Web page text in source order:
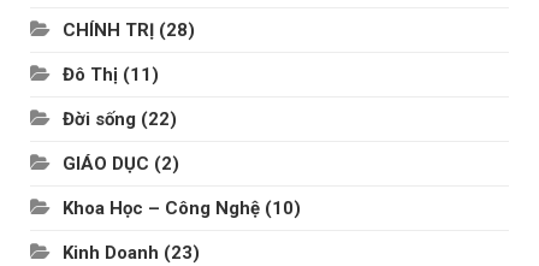
CHÍNH TRỊ (28)
Đô Thị (11)
Đời sống (22)
GIÁO DỤC (2)
Khoa Học – Công Nghệ (10)
Kinh Doanh (23)